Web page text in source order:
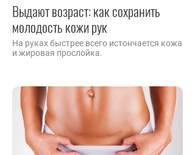
Выдают возраст: как сохранить
молодость кожи рук
На руках быстрее всего истончается кожа
и жировая прослойка.